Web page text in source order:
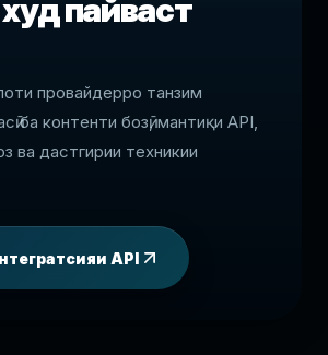
пайваст
провайдерро танзим
ба контенти бозӣ, мантиқи API,
ва дастгирии техникии
API